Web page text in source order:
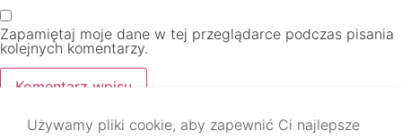
Zapamiętaj moje dane w tej przeglądarce podczas pisania
kolejnych komentarzy.
Używamy pliki cookie, aby zapewnić Ci najlepsze